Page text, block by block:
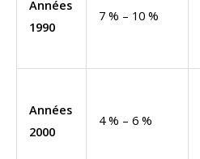
Années
1990
7 % – 10 %
Années
2000
4 % – 6 %